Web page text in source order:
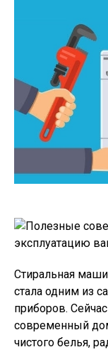
Стиральная
стала одним из
приборов.
современный
чистого белья,